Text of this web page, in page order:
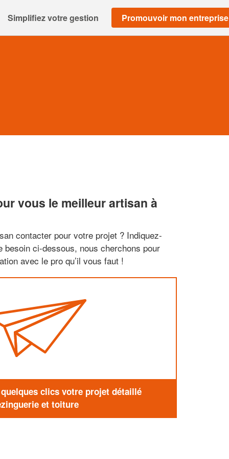
Simplifiez votre gestion Promouvoir mon entreprise
vous le meilleur artisan à
contacter pour votre projet ? Indiquez-
besoin ci-dessous, nous cherchons pour
avec le pro qu’il vous faut !
clics votre projet détaillé
et toiture